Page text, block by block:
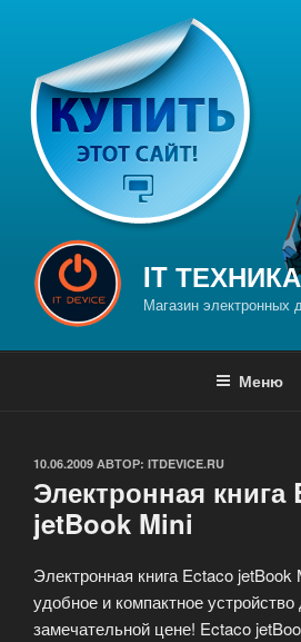
содержимому
IT ТЕХНИКА
Магазин
Меню
ОПУБЛИКОВАНО
10.06.2009 АВТОР: ITDEVICE.RU
Электронная книга
jetBook Mini
Электронная книга Ectaco
удобное и компактное
замечательной цене! Ectaco